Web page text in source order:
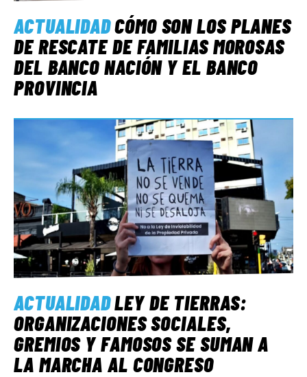
ACTUALIDADCÓMO SON LOS PLANES
DE RESCATE DE FAMILIAS MOROSAS
DEL BANCO NACIÓN Y EL BANCO
PROVINCIA
ACTUALIDADLEY DE TIERRAS:
ORGANIZACIONES SOCIALES,
GREMIOS Y FAMOSOS SE SUMAN A
LA MARCHA AL CONGRESO